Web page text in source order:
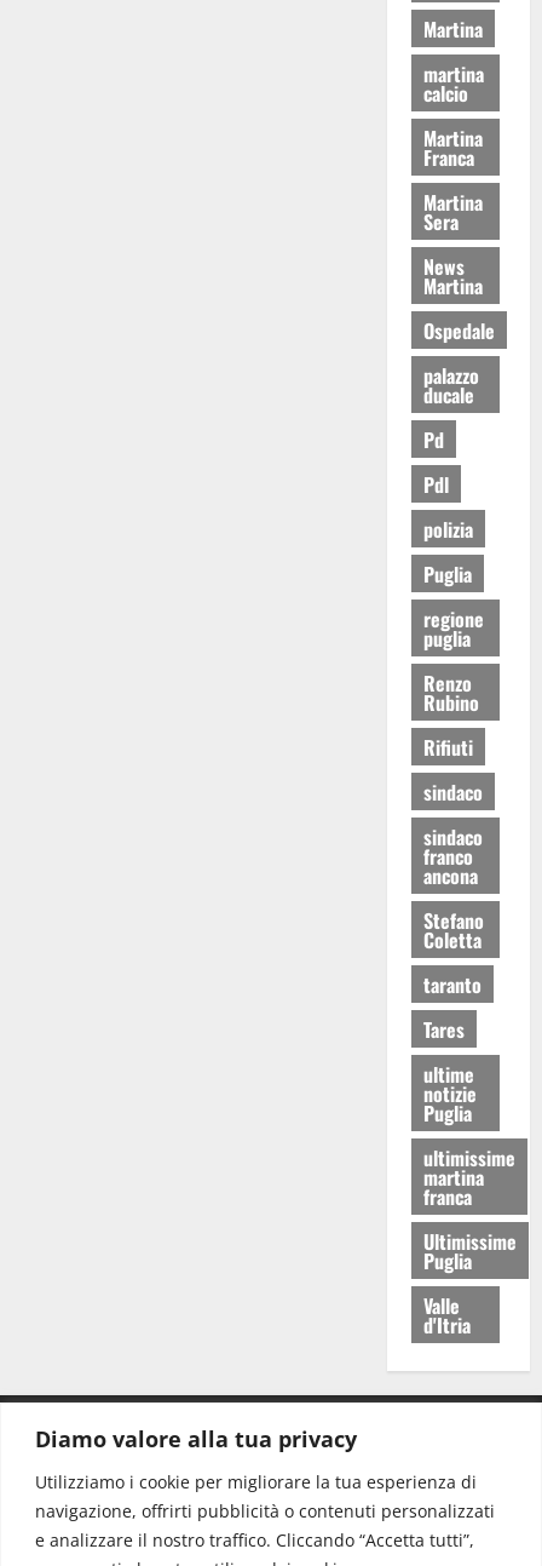
Diamo valore alla tua privacy
Utilizziamo i cookie per migliorare la tua esperienza di
navigazione, offrirti pubblicità o contenuti personalizzati
e analizzare il nostro traffico. Cliccando “Accetta tutti”,
Martina
martina
calcio
Martina
Franca
Martina
Sera
News
Martina
Ospedale
palazzo
ducale
Pd
Pdl
polizia
Puglia
regione
puglia
Renzo
Rubino
Rifiuti
sindaco
sindaco
franco
ancona
Stefano
Coletta
taranto
Tares
ultime
notizie
Puglia
ultimissime
martina
franca
Ultimissime
Puglia
Valle
d'Itria
Redazione: redazione@www.martinasera.it
Direttore:direttore@www.martinasera.it